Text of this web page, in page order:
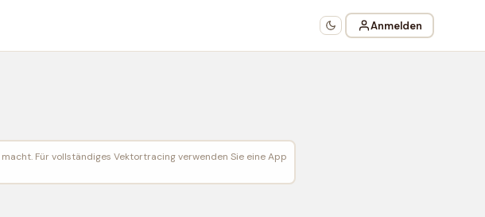
Anmelden
Für vollständiges Vektortracing verwenden Sie eine App